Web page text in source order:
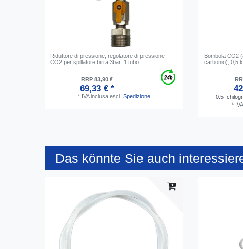
Riduttore di pressione, regolatore di pressione -
CO2 per spillatore birra 3bar, 1 tubo
RRP 83,90 €
69,33 € *
* IVA inclusaescl. Spedizione
Bombola CO2
carbonio), 0,5
0.5
*
Das könnte Sie auch